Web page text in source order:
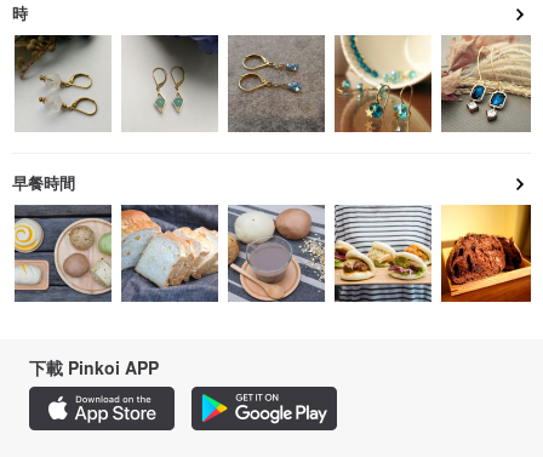
時
早餐時間
下載 Pinkoi APP